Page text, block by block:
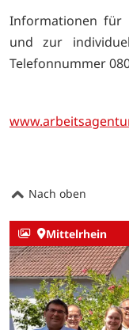
Informationen für
und zur
Telefonnummer
Nach oben
Mittelrhein